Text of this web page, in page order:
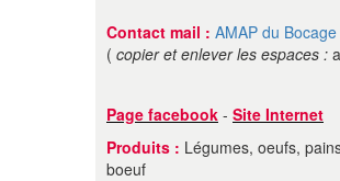
Contact mail : AMAP du Bocage
( copier et enlever les espaces :
Page facebook - Site Internet
Produits : Légumes, oeufs,
boeuf